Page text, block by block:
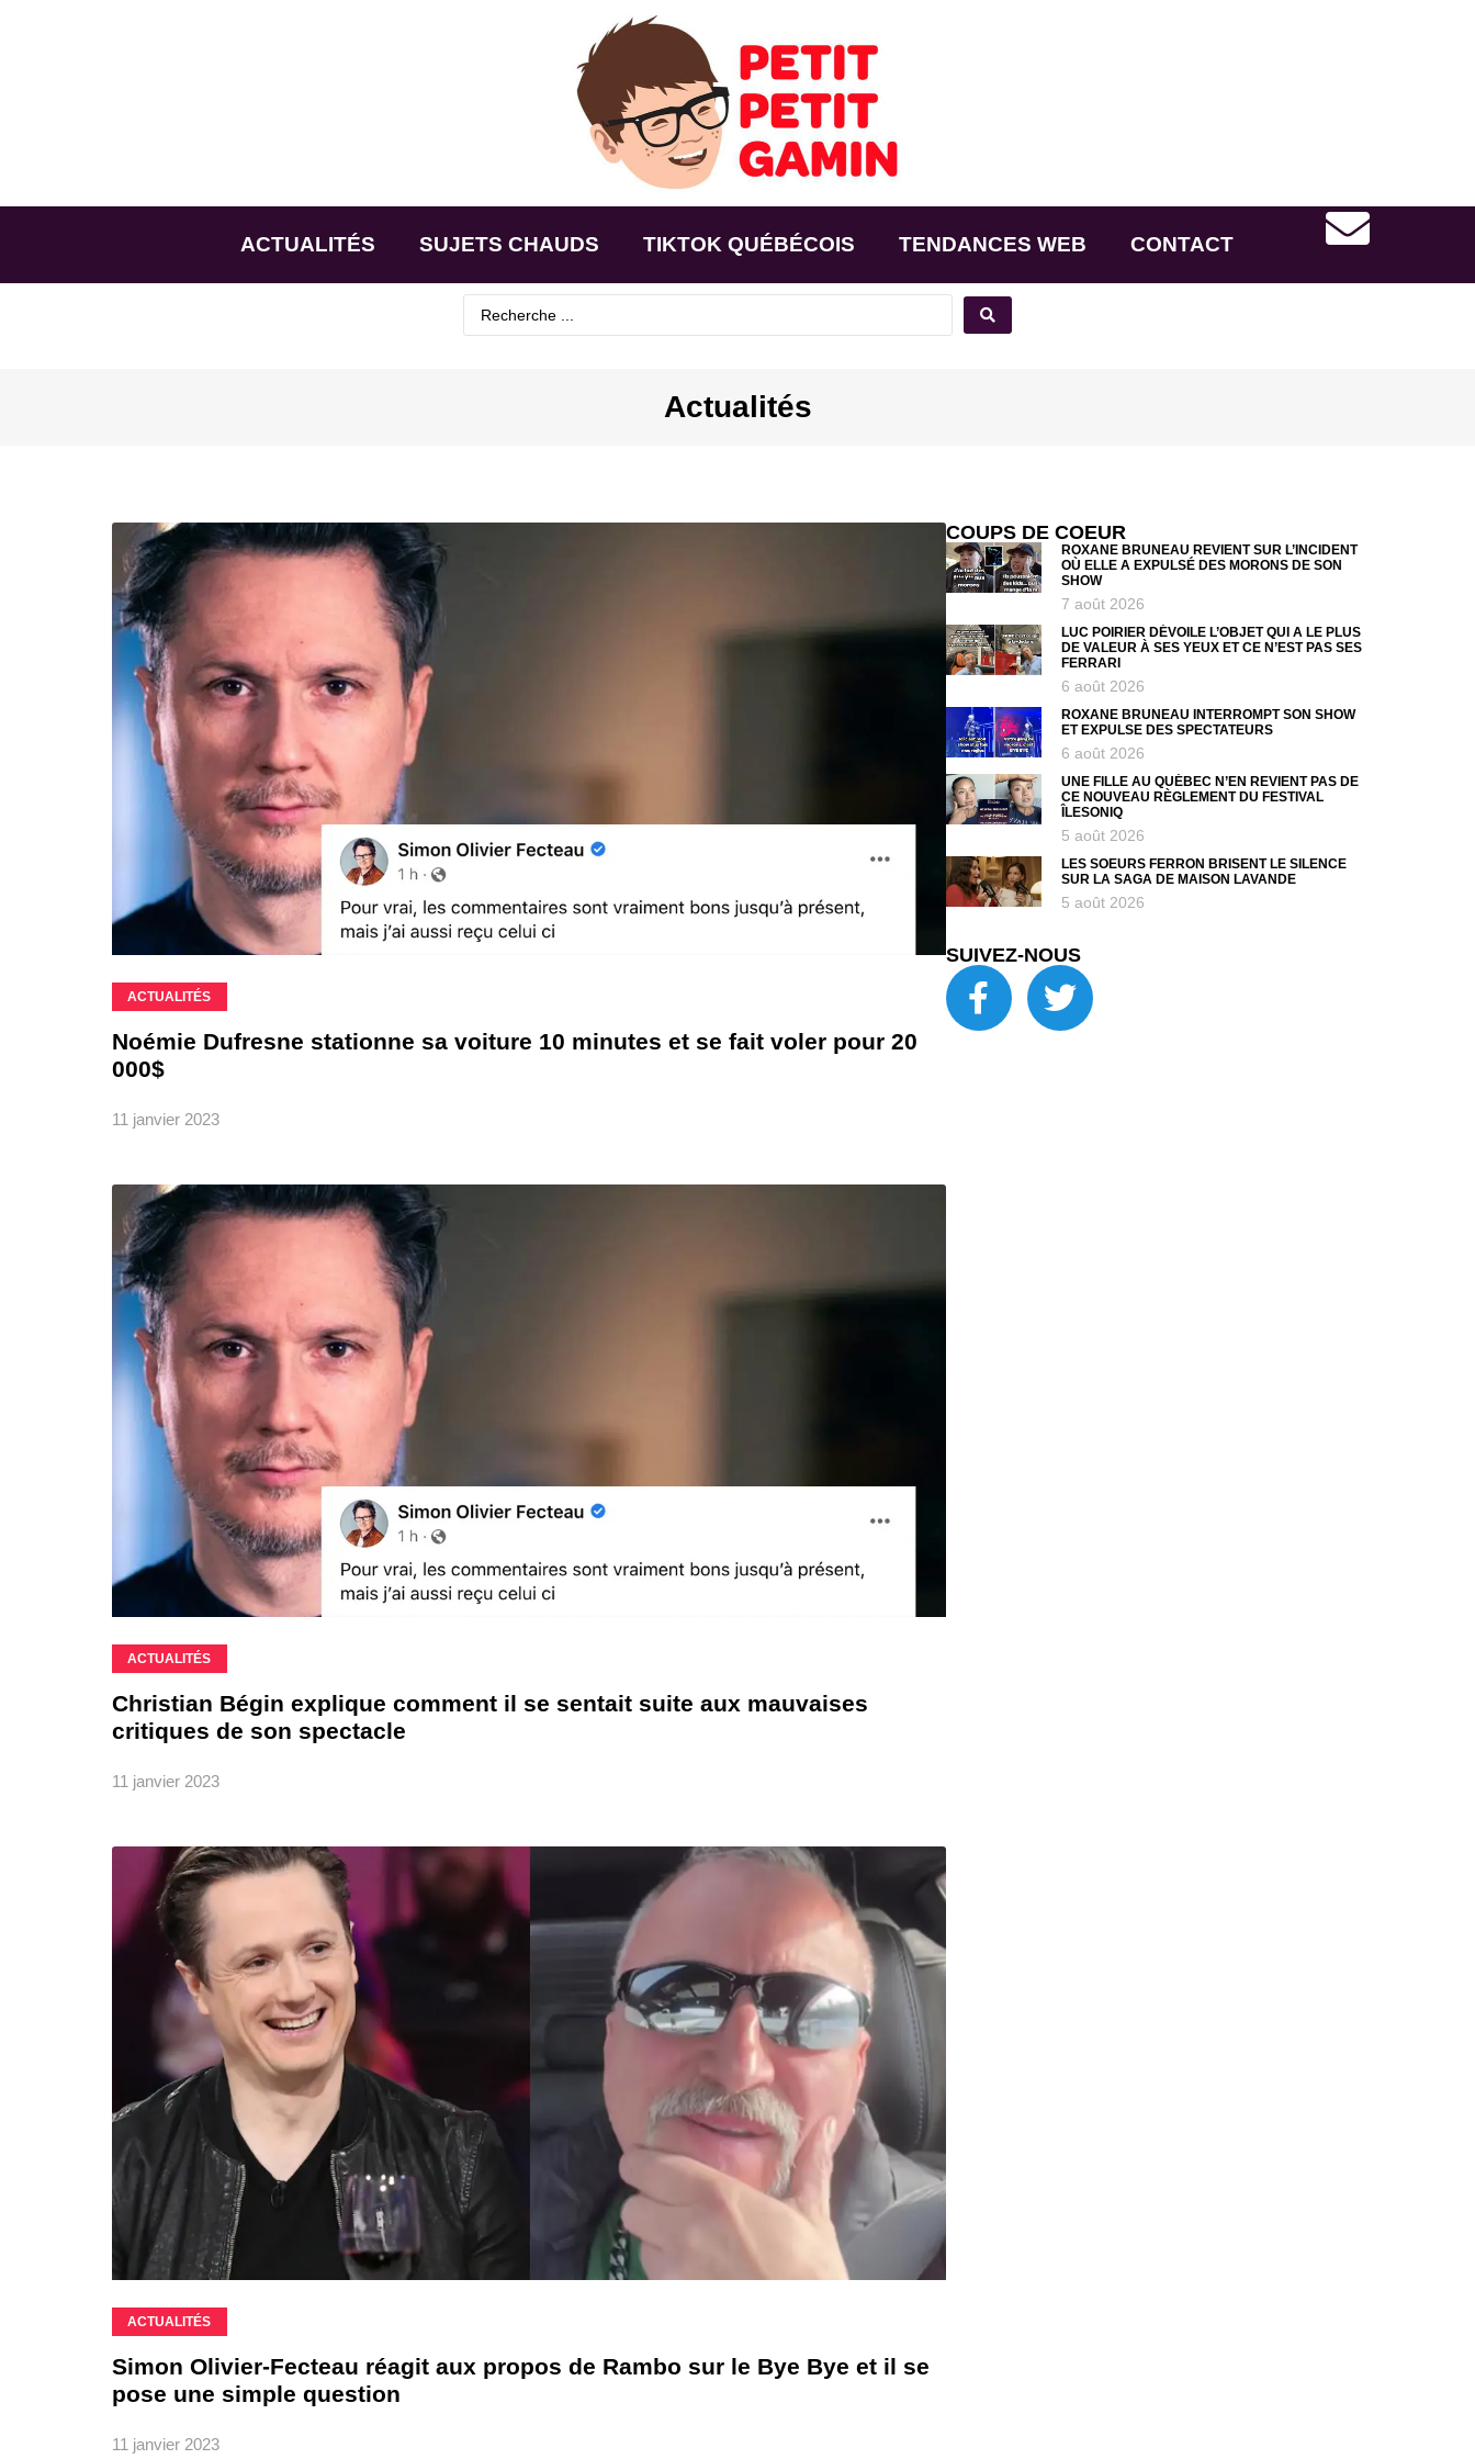
ACTUALITÉS SUJETS CHAUDS TIKTOK QUÉBÉCOIS TENDANCES WEB CONTACT
Actualités
ACTUALITÉS
Noémie Dufresne stationne sa voiture 10 minutes et se fait voler pour 20
000$
11 janvier 2023
ACTUALITÉS
Christian Bégin explique comment il se sentait suite aux mauvaises
critiques de son spectacle
11 janvier 2023
ACTUALITÉS
Simon Olivier-Fecteau réagit aux propos de Rambo sur le Bye Bye et il se
pose une simple question
11 janvier 2023
COUPS DE COEUR
ROXANE BRUNEAU REVIENT SUR L’INCIDENT
OÙ ELLE A EXPULSÉ DES MORONS DE SON
SHOW
7 août 2026
LUC POIRIER DÉVOILE L’OBJET QUI A LE PLUS
DE VALEUR À SES YEUX ET CE N’EST PAS SES
FERRARI
6 août 2026
ROXANE BRUNEAU INTERROMPT SON SHOW
ET EXPULSE DES SPECTATEURS
6 août 2026
UNE FILLE AU QUÉBEC N’EN REVIENT PAS DE
CE NOUVEAU RÈGLEMENT DU FESTIVAL
ÎLESONIQ
5 août 2026
LES SOEURS FERRON BRISENT LE SILENCE
SUR LA SAGA DE MAISON LAVANDE
5 août 2026
SUIVEZ-NOUS